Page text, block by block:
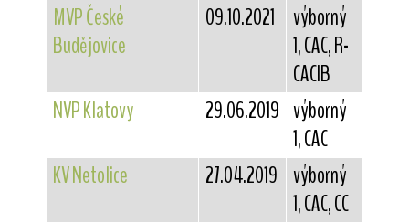
MVP České
Budějovice
09.10.2021
výborný
1, CAC, R-
CACIB
NVP Klatovy
29.06.2019 výborný
1, CAC
KV Netolice
27.04.2019 výborný
1, CAC, CC